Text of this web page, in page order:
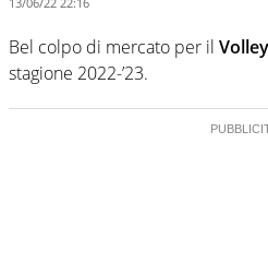
Bel colpo di mercato per il Volley
stagione 2022-’23.